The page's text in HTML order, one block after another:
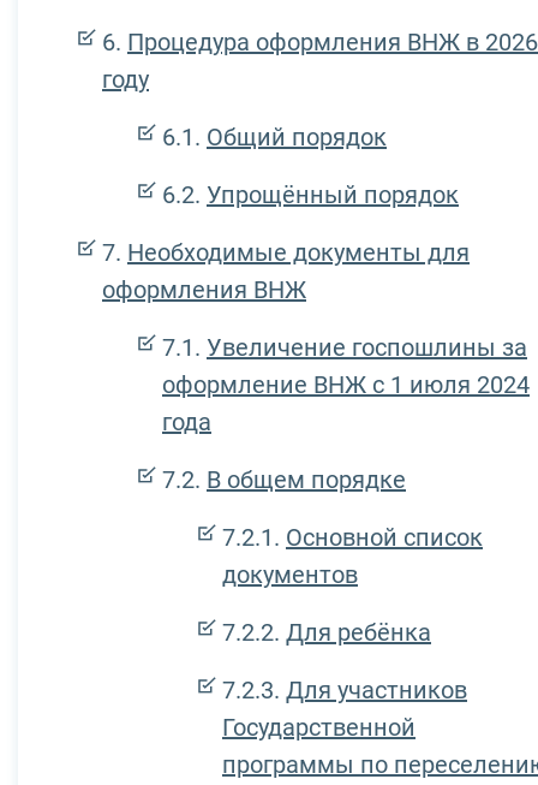
Процедура оформления ВНЖ в 2026
году
Общий порядок
Упрощённый порядок
Необходимые документы для
оформления ВНЖ
Увеличение госпошлины за
оформление ВНЖ с 1 июля 2024
года
В общем порядке
Основной список
документов
Для ребёнка
Для участников
Государственной
программы по